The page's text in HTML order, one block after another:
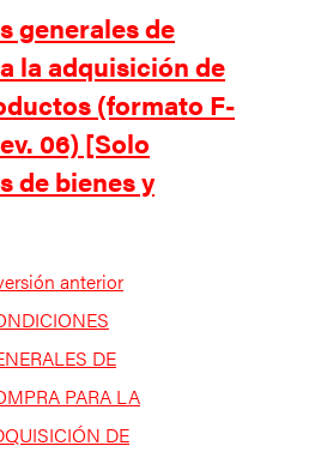
generales de
la adquisición de
(formato F-
06) [Solo
de bienes y
versión anterior
DE
PARA LA
DE